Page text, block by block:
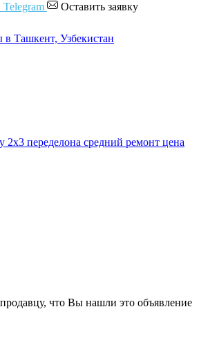
Оставить заявку
переделона средний ремонт цена
что Вы нашли это объявление